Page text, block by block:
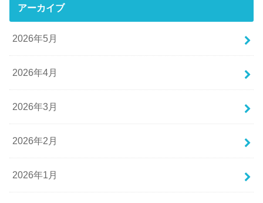
アーカイブ
2026年5月
2026年4月
2026年3月
2026年2月
2026年1月